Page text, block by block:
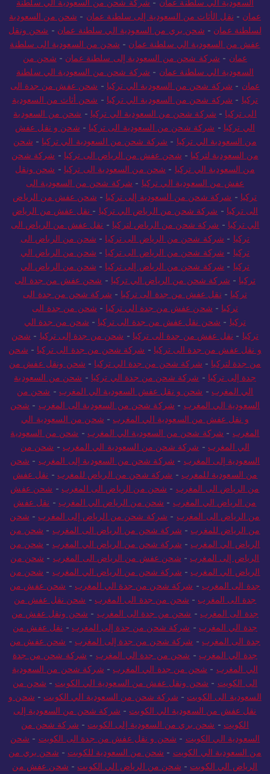
السعودية الي سلطنة عمان - شركة شحن من السعودية الي سلطنة
عمان - نقل الأثاث من السعودية إلى سلطنة عمان - شحن من السعودية
لسلطنة عمان - شحن بري من السعودية الي سلطنة عمان - شحن ونقل
عفش من السعودية الي سلطنة عمان - شحن من السعودية الى سلطنة
عمان - شركة شحن من السعودية إلى سلطنة عمان - شحن من
السعودية الي سلطنة عمان - شركة شحن من السعودية الي سلطنة
عمان - شركة شحن من السعودية الي تركيا - شحن عفش من جدة الى
تركيا - شركة شحن من السعودية الي تركيا - شحن أثاث من السعودية
الى تركيا - شركة شحن من السعودية الي تركيا - شحن من السعودية
الي تركيا - شركة شحن من السعودية الى تركيا - شحن و نقل عفش
من السعودية الي تركيا - شركة شحن من السعودية الي تركيا - شحن
من السعودية لتركيا - شحن عفش من الرياض الى تركيا - شركة شحن
من السعودية الي تركيا - شحن من السعودية الى تركيا - شحن ونقل
عفش من السعودية الي تركيا - شركة شحن من السعودية الى
تركيا - شركة شحن من السعودية إلى تركيا - شحن عفش من الرياض
الى تركيا - شركة شحن من الرياض الي تركيا - نقل عفش من الرياض
الي تركيا - شركة شحن من الرياض لتركيا - نقل عفش من الرياض الى
تركيا - شركة شحن من الرياض الى تركيا - شحن من الرياض الى
تركيا - شركة شحن من الرياض الى تركيا - شحن من الرياض الي
تركيا - شركة شحن من الرياض إلى تركيا - شحن من الرياض الي
تركيا - شركة شحن من الرياض الي تركيا - شحن عفش من جدة الى
تركيا - نقل عفش من جدة الى تركيا - شركة شحن من جدة الى
تركيا - شحن عفش من جدة الي تركيا - شحن من جدة الى
تركيا - شحن نقل عفش من جدة الى تركيا - شحن من جدة الي
تركيا - نقل عفش من جدة الى تركيا - شحن من جدة إلى تركيا - شحن
و نقل عفش من جدة الى تركيا - شركة شحن من جدة الى تركيا - شحن
من جدة لتركيا - شركة شحن من جدة الي تركيا - شحن ونقل عفش من
جدة إلى تركيا - شركة شحن من جدة الي تركيا - شحن من السعودية
الي المغرب - شحن و نقل عفش السعودية الي المغرب - شحن من
السعودية الي المغرب - شركة شحن من السعودية الى المغرب - شحن
و نقل عفش من السعودية الي المغرب - شحن من السعودية الي
المغرب - شركة شحن من السعودية الي المغرب - شحن من السعودية
الي المغرب - شركة شحن من السعودية الي المغرب - شحن من
السعودية إلى المغرب - شركة شحن من السعودية إلى المغرب - شحن
من السعودية للمغرب - شركة شحن من الرياض للمغرب - نقل عفش
من الرياض الى المغرب - شحن من الرياض الى المغرب - شحن عفش
من الرياض الي المغرب - شحن من الرياض الي المغرب - نقل عفش
من الرياض الى المغرب - شركة شحن من الرياض إلى المغرب - شحن
من الرياض للمغرب - شركة شحن من الرياض الى المغرب - شحن من
الرياض الي المغرب - شركة شحن من الرياض الي المغرب - شحن من
الرياض إلى المغرب - شحن عفش من الرياض الى المغرب - شحن من
الرياض الي المغرب - شركة شحن من الرياض الي المغرب - شحن من
جدة الى المغرب - شركة شحن من جدة الي المغرب - شحن عفش من
جدة الى المغرب - شحن من جدة الى المغرب - شحن نقل عفش من
جدة الى المغرب - شحن من جدة الى المغرب - شحن ونقل عفش من
جدة الي المغرب - شركة شحن من جدة إلى المغرب - نقل عفش من
جدة الى المغرب - شركة شحن من جدة إلى المغرب - شحن عفش من
جدة الي المغرب - شحن من جدة الي المغرب - شركة شحن من جدة
الي المغرب - شحن من جدة الي المغرب - شركة شحن من السعودية
الى الكويت - شحن ونقل عفش من السعودية الي الكويت - شحن من
السعودية الى الكويت - شركة شحن من السعودية الي الكويت - شحن و
نقل عفش من السعودية الي الكويت - شركة شحن من السعودية إلى
الكويت - شحن بري من السعودية إلى الكويت - شركة شحن من
السعودية الي الكويت - شحن و نقل عفش من جدة الى الكويت - شحن
من السعودية الي الكويت - شحن من السعودية للكويت - شحن بري من
الرياض الي الكويت - شحن من الرياض الي الكويت - شحن عفش من